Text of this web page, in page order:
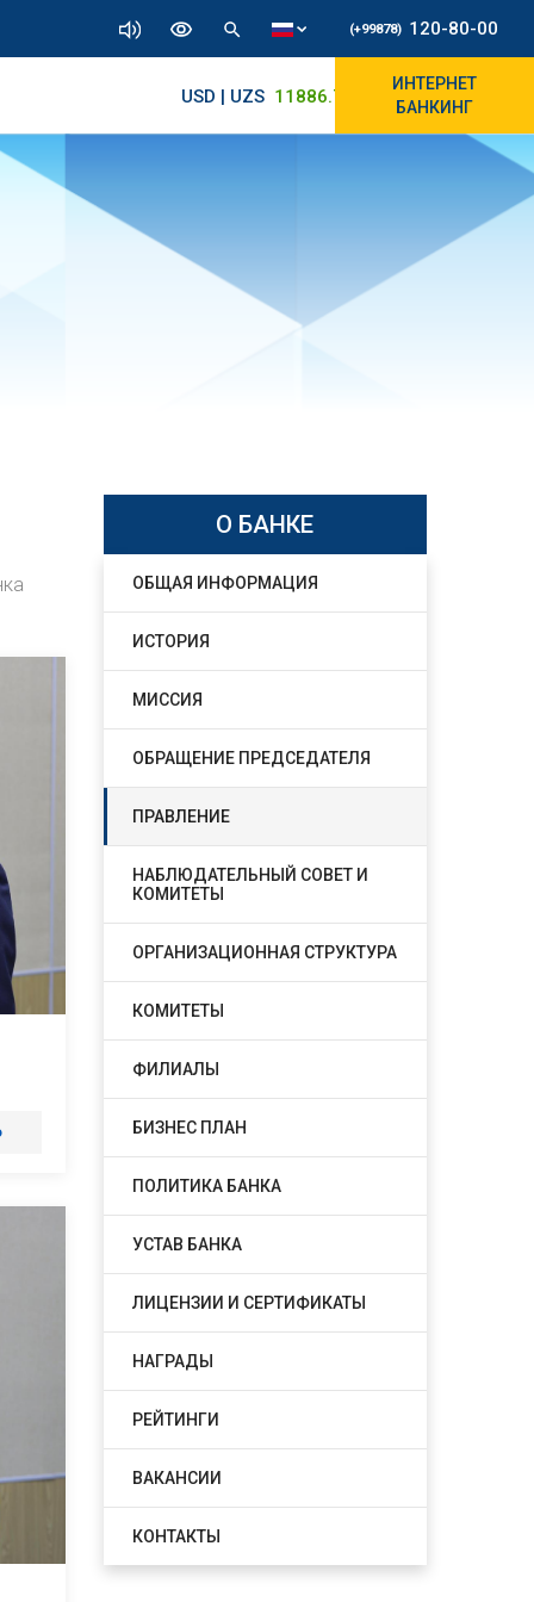
(+99878) 120-80-00
USD | UZS 11886.72 11825/12000
ИНТЕРНЕТ
БАНКИНГ
О БАНКЕ
ОБЩАЯ ИНФОРМАЦИЯ
ИСТОРИЯ
МИССИЯ
ОБРАЩЕНИЕ ПРЕДСЕДАТЕЛЯ
ПРАВЛЕНИЕ
НАБЛЮДАТЕЛЬНЫЙ СОВЕТ И
КОМИТЕТЫ
ОРГАНИЗАЦИОННАЯ СТРУКТУРА
КОМИТЕТЫ
ФИЛИАЛЫ
БИЗНЕС ПЛАН
ПОЛИТИКА БАНКА
УСТАВ БАНКА
ЛИЦЕНЗИИ И СЕРТИФИКАТЫ
НАГРАДЫ
РЕЙТИНГИ
ВАКАНСИИ
КОНТАКТЫ